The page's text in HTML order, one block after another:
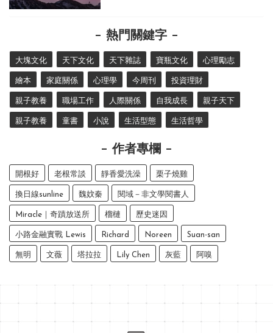
熱門關鍵字
大塊文化 天下文化 天下雜誌 寶瓶文化 心理勵志
繪本 家庭關係 心理學 今周刊 投資理財
親子教養 職場工作 人際關係 自我成長 親子天下
親子教養 童書 小說 生活型態 生活哲學
作者專欄
開根好 老根常談 靜香愛洗澡 栗子燒雞
換日線sunline 魏妏秦 閱域－非文學閱書人
Miracle｜奇蹟放送所 榴槤 歷史迷因
小路金融實戰 Lewis Richard Noreen Suan-san
無明 文薇 塔拉拉 Lily Chen 灰藍 阿嗅